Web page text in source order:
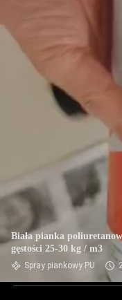
Biała pianka
gęstości 25-30 kg / m3
Spray piankowy PU